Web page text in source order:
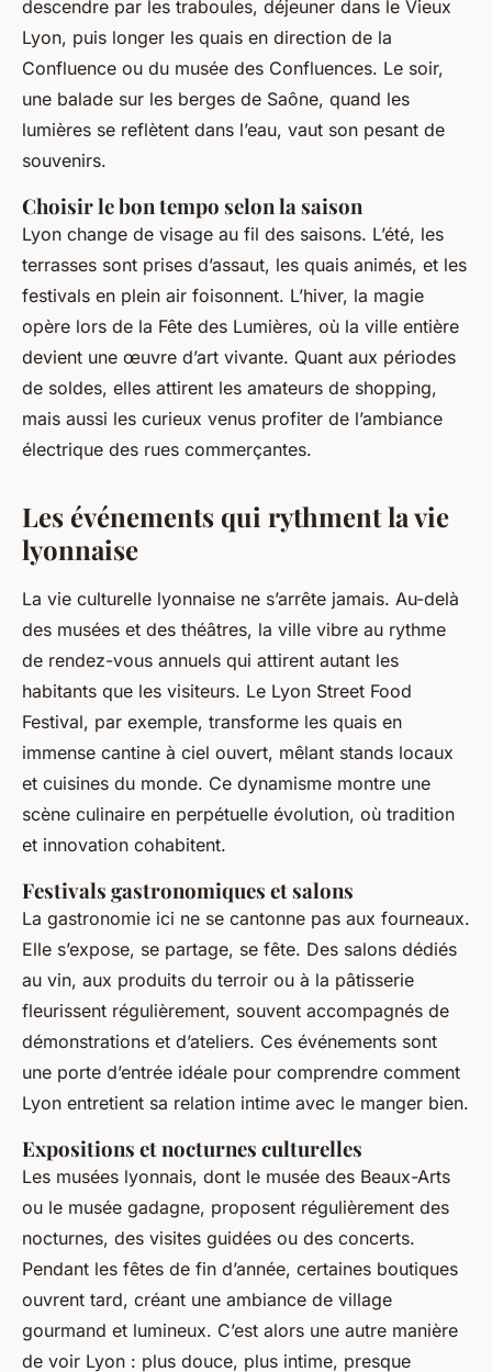
descendre par les traboules, déjeuner dans le Vieux
Lyon, puis longer les quais en direction de la
Confluence ou du musée des Confluences. Le soir,
une balade sur les berges de Saône, quand les
lumières se reflètent dans l’eau, vaut son pesant de
souvenirs.
Choisir le bon tempo selon la saison
Lyon change de visage au fil des saisons. L’été, les
terrasses sont prises d’assaut, les quais animés, et les
festivals en plein air foisonnent. L’hiver, la magie
opère lors de la Fête des Lumières, où la ville entière
devient une œuvre d’art vivante. Quant aux périodes
de soldes, elles attirent les amateurs de shopping,
mais aussi les curieux venus profiter de l’ambiance
électrique des rues commerçantes.
Les événements qui rythment la vie
lyonnaise
La vie culturelle lyonnaise ne s’arrête jamais. Au-delà
des musées et des théâtres, la ville vibre au rythme
de rendez-vous annuels qui attirent autant les
habitants que les visiteurs. Le Lyon Street Food
Festival, par exemple, transforme les quais en
immense cantine à ciel ouvert, mêlant stands locaux
et cuisines du monde. Ce dynamisme montre une
scène culinaire en perpétuelle évolution, où tradition
et innovation cohabitent.
Festivals gastronomiques et salons
La gastronomie ici ne se cantonne pas aux fourneaux.
Elle s’expose, se partage, se fête. Des salons dédiés
au vin, aux produits du terroir ou à la pâtisserie
fleurissent régulièrement, souvent accompagnés de
démonstrations et d’ateliers. Ces événements sont
une porte d’entrée idéale pour comprendre comment
Lyon entretient sa relation intime avec le manger bien.
Expositions et nocturnes culturelles
Les musées lyonnais, dont le musée des Beaux-Arts
ou le musée gadagne, proposent régulièrement des
nocturnes, des visites guidées ou des concerts.
Pendant les fêtes de fin d’année, certaines boutiques
ouvrent tard, créant une ambiance de village
gourmand et lumineux. C’est alors une autre manière
de voir Lyon : plus douce, plus intime, presque